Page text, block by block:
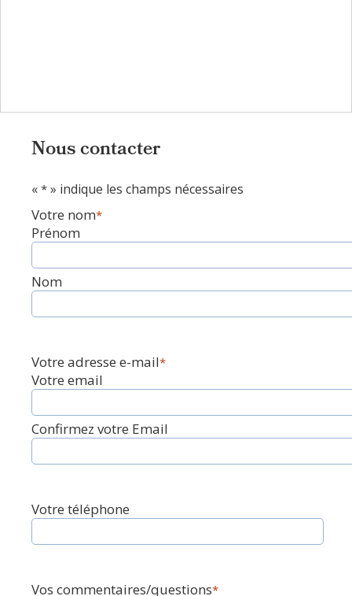
Nous contacter
« * » indique les champs nécessaires
Votre nom*
Prénom
Nom
Votre adresse e-mail*
Votre email
Confirmez votre Email
Votre téléphone
Vos commentaires/questions*